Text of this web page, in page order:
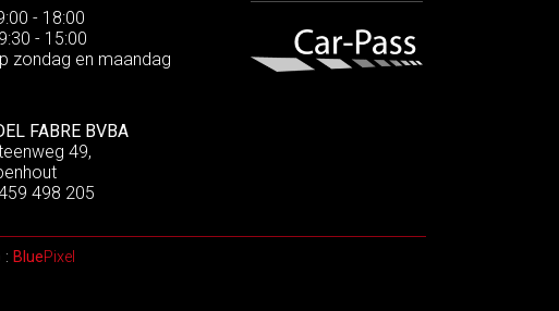
- 18:00
- 15:00
zondag en maandag
FABRE BVBA
49,
498 205
: BluePixel